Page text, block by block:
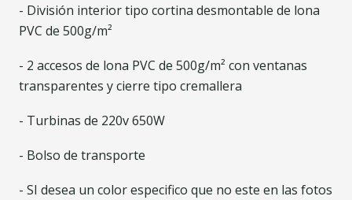
- División interior tipo cortina desmontable de lona
PVC de 500g/m²
- 2 accesos de lona PVC de 500g/m² con ventanas
transparentes y cierre tipo cremallera
- Turbinas de 220v 650W
- Bolso de transporte
- SI desea un color especifico que no este en las fotos